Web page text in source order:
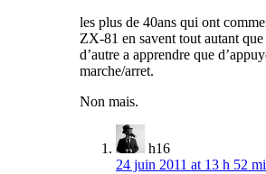
les plus de 40ans qui ont
ZX-81 en savent tout autant
d’autre a apprendre que
marche/arret.
Non mais.
h16
24 juin 2011 at 13 h 52